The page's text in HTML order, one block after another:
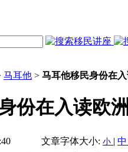
马耳他 > 马耳他移民身份在
份在入读欧
16:40 文章字体大小: 小 | 中